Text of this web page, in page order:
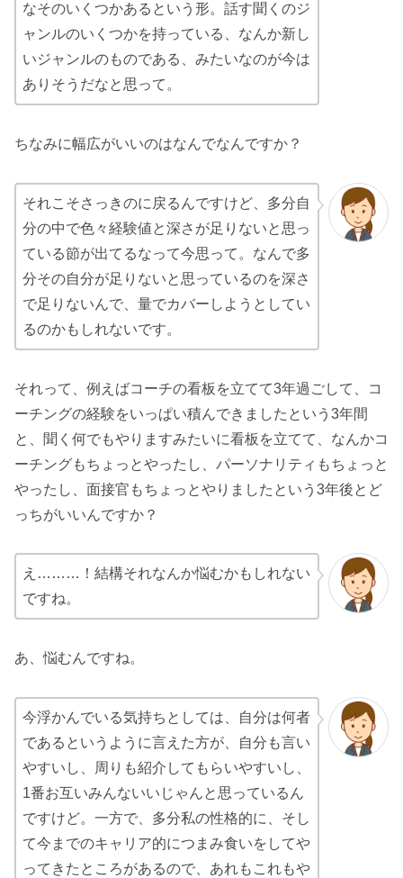
なそのいくつかあるという形。話す聞くのジ
ャンルのいくつかを持っている、なんか新し
いジャンルのものである、みたいなのが今は
ありそうだなと思って。
ちなみに幅広がいいのはなんでなんですか？
それこそさっきのに戻るんですけど、多分自
分の中で色々経験値と深さが足りないと思っ
ている節が出てるなって今思って。なんで多
分その自分が足りないと思っているのを深さ
で足りないんで、量でカバーしようとしてい
るのかもしれないです。
それって、例えばコーチの看板を立てて3年過ごして、コ
ーチングの経験をいっぱい積んできましたという3年間
と、聞く何でもやりますみたいに看板を立てて、なんかコ
ーチングもちょっとやったし、パーソナリティもちょっと
やったし、面接官もちょっとやりましたという3年後とど
っちがいいんですか？
え………！結構それなんか悩むかもしれない
ですね。
あ、悩むんですね。
今浮かんでいる気持ちとしては、自分は何者
であるというように言えた方が、自分も言い
やすいし、周りも紹介してもらいやすいし、
1番お互いみんないいじゃんと思っているん
ですけど。一方で、多分私の性格的に、そし
て今までのキャリア的につまみ食いをしてや
ってきたところがあるので、あれもこれもや